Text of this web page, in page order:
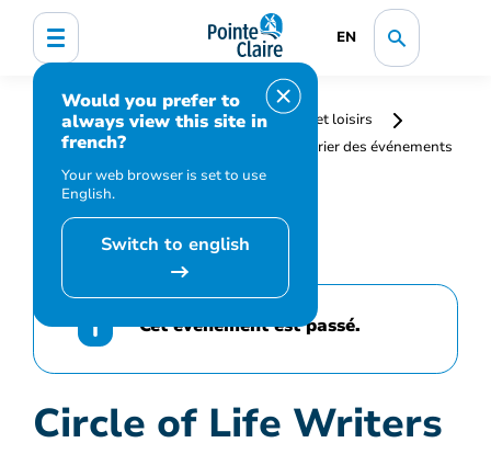
EN
Would you prefer to
always view this site in
french?
Your web browser is set to use
English.
Switch to english
Accueil
Bibliothèque, culture, sports et loisirs
Programmation et inscription
Calendrier des événements
et activités
Circle of Life Writers
Cet événement est passé.
Circle of Life Writers